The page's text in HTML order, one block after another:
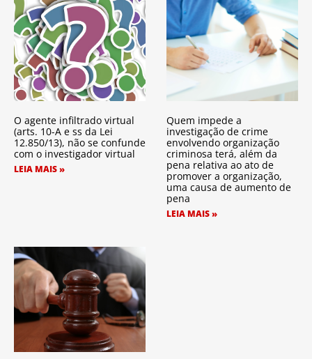
O agente infiltrado virtual
(arts. 10-A e ss da Lei
12.850/13), não se confunde
com o investigador virtual
LEIA MAIS »
Quem impede a
investigação de crime
envolvendo organização
criminosa terá, além da
pena relativa ao ato de
promover a organização,
uma causa de aumento de
pena
LEIA MAIS »